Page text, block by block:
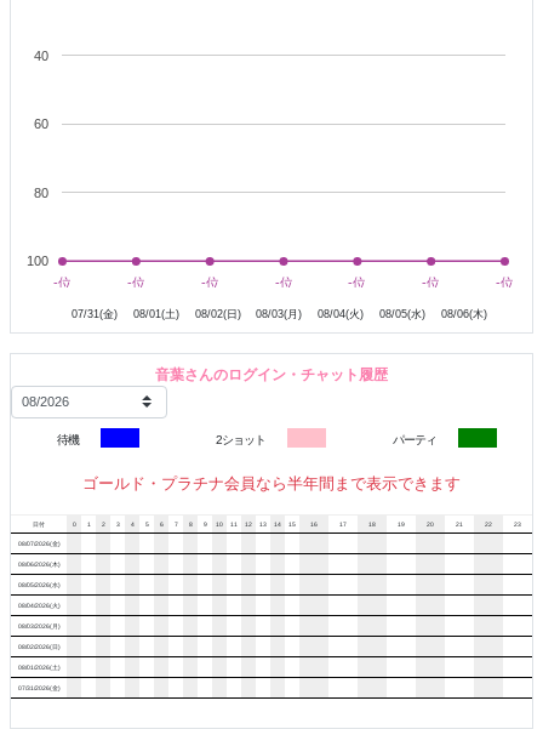
40
60
80
100
-位
-位 -位
-位 -位
-位 -位
-位 -位
-位 -位
-位 -位
-位
07/31(金) 08/01(土) 08/02(日) 08/03(月) 08/04(火) 08/05(水) 08/06(木)
音葉さんのログイン・チャット履歴
待機 2ショット パーティ
ゴールド・プラチナ会員なら半年間まで表示できます
日付 0 1 2 3 4 5 6 7 8 9 10 11 12 13 14 15 16 17 18 19 20 21 22 23
08/07/2026(金)
08/06/2026(木)
08/05/2026(水)
08/04/2026(火)
08/03/2026(月)
08/02/2026(日)
08/01/2026(土)
07/31/2026(金)